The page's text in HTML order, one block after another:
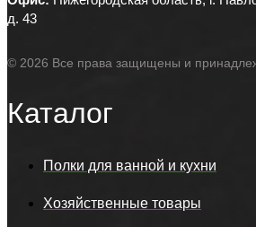
д. 43
© 2026 Все права защищены и
Каталог
Полки для ванной и кухни
Хозяйственные товары